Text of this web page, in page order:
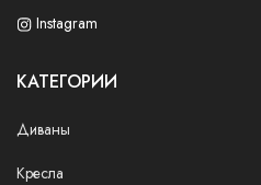
Instagram
КАТЕГОРИИ
Диваны
Кресла